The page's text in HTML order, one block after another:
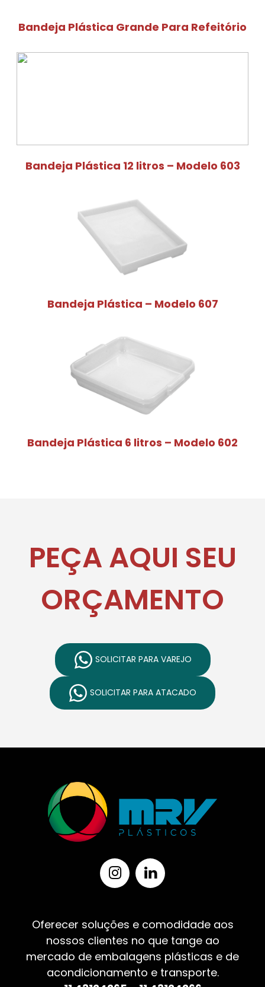
Bandeja Plástica Grande Para Refeitório
Bandeja Plástica 12 litros – Modelo 603
Bandeja Plástica – Modelo 607
Bandeja Plástica 6 litros – Modelo 602
PEÇA AQUI SEU
ORÇAMENTO
SOLICITAR PARA VAREJO
SOLICITAR PARA ATACADO
Oferecer soluções e comodidade aos
nossos clientes no que tange ao
mercado de embalagens plásticas e de
acondicionamento e transporte.